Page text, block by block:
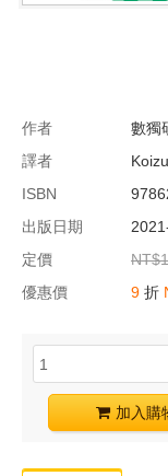
作者
數獨
譯者
ISBN
出版日期
定價
優惠價
9 折
加入購